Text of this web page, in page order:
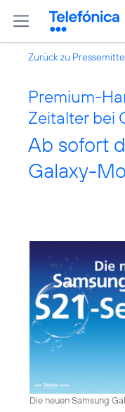
Zurück zu
Premium-
Zeitalter bei
Ab sofort
Galaxy-
Die neuen Samsung